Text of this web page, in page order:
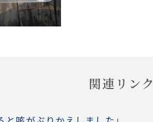
関連リンク